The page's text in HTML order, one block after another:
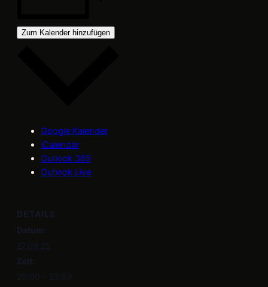
Zum Kalender hinzufügen
Google Kalender
iCalendar
Outlook 365
Outlook Live
DETAILS
Datum:
27.09.25
Zeit:
20:00 – 23:59